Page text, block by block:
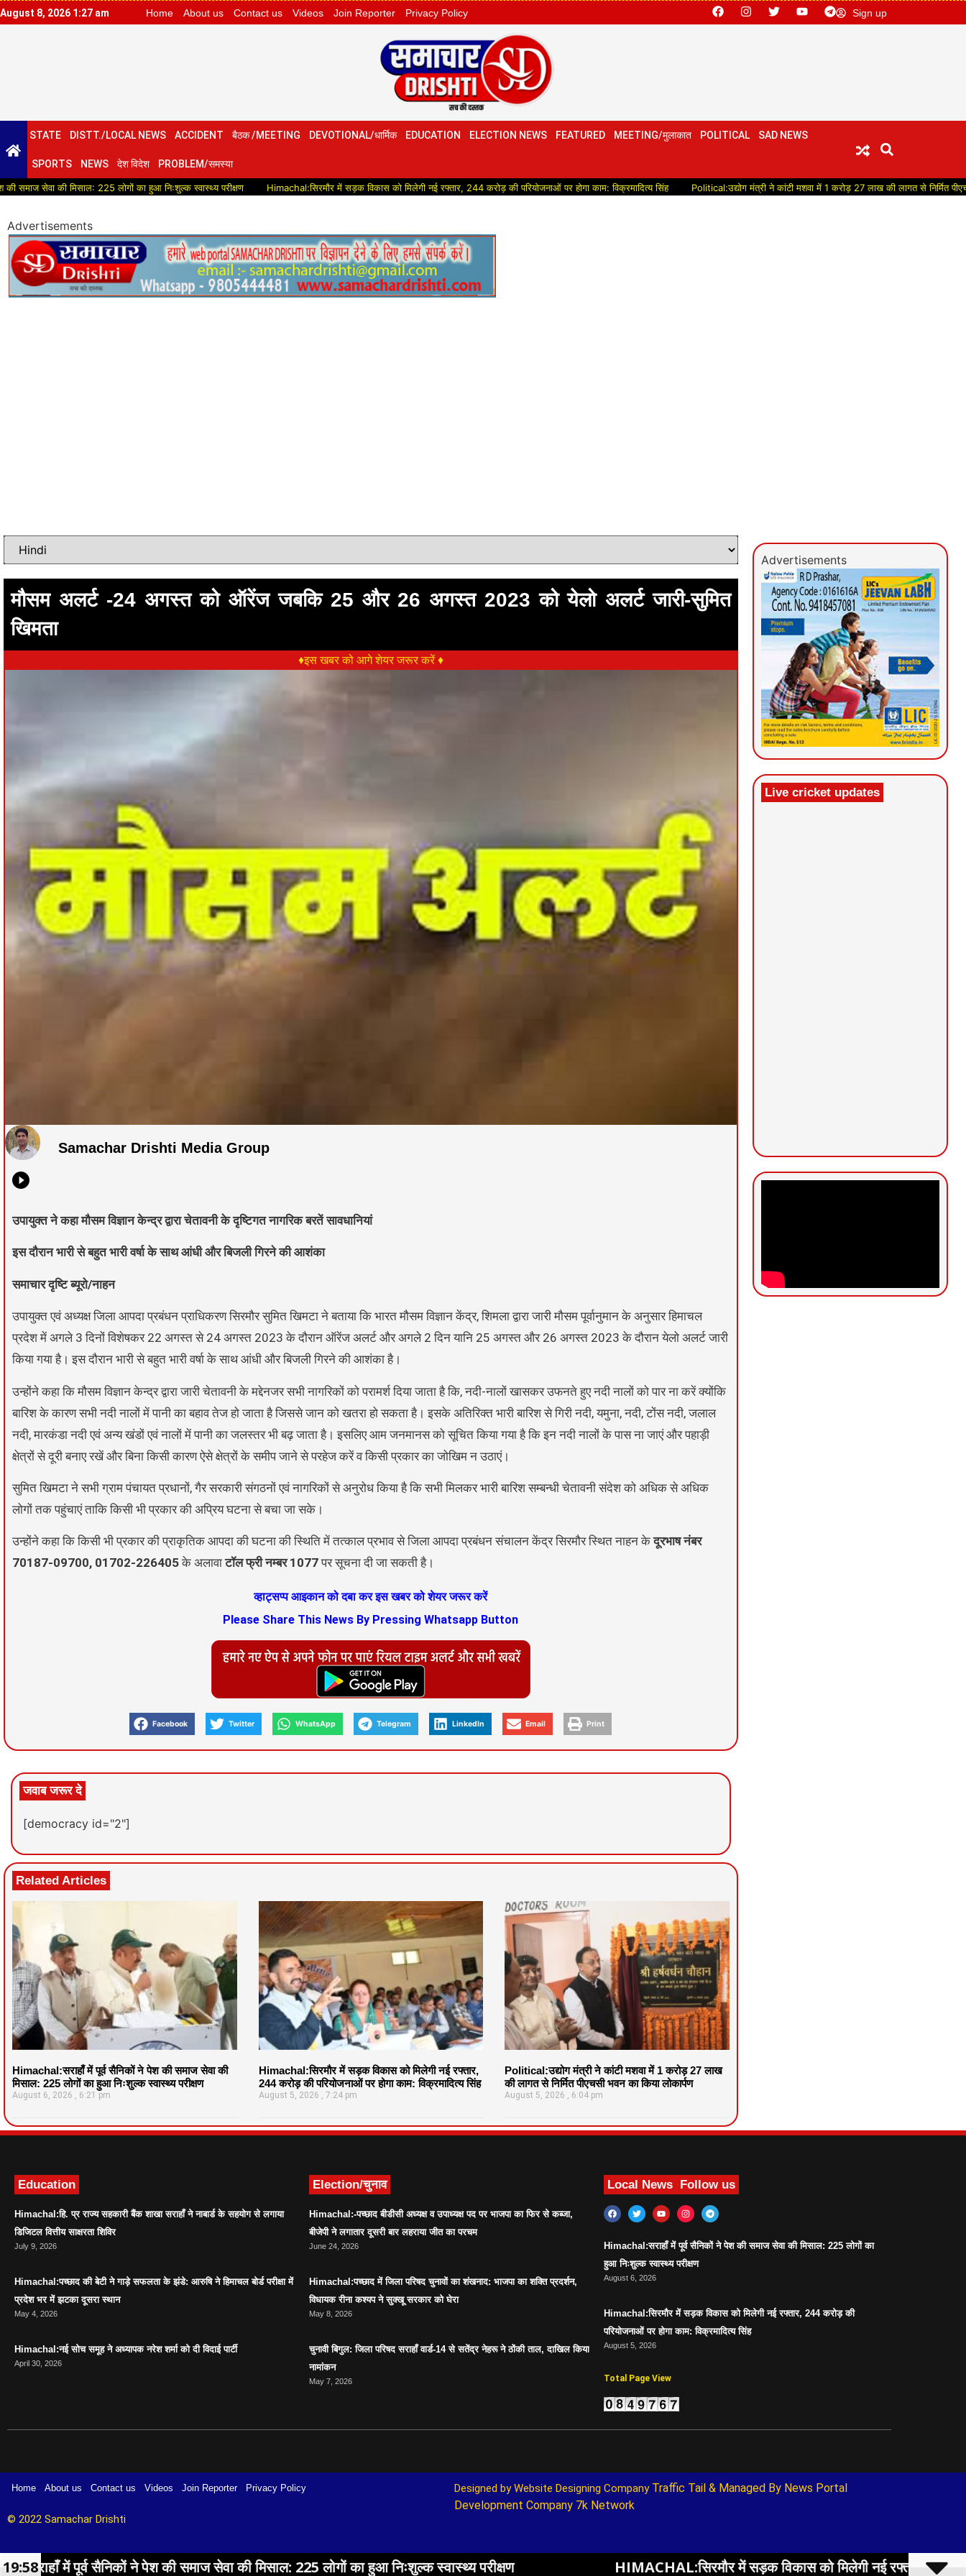
August 8, 2026 1:27 am Home About us Contact us Videos Join Reporter Privacy Policy Sign up
STATE DISTT./LOCAL NEWS ACCIDENT बैठक /MEETING DEVOTIONAL/धार्मिक EDUCATION ELECTION NEWS FEATURED MEETING/मुलाकात POLITICAL SAD NEWS
SPORTS NEWS देश विदेश PROBLEM/समस्या
की मिसाल: 225 लोगों का हुआ निःशुल्क स्वास्थ्य परीक्षण Himachal:सिरमौर में सड़क विकास को मिलेगी नई रफ्तार, 244 करोड़ की परियोजनाओं पर होगा काम: विक्रमादित्य सिंह Political:उद्योग मंत्री ने कांटी मशवा में 1 करोड़ 27 लाख की लागत से निर्मित पीएचसी भवन
Advertisements
मौसम अलर्ट -24 अगस्त को ऑरेंज जबकि 25 और 26 अगस्त 2023 को येलो अलर्ट जारी-सुमित
खिमता
♦इस खबर को आगे शेयर जरूर करें ♦
Samachar Drishti Media Group
उपायुक्त ने कहा मौसम विज्ञान केन्द्र द्वारा चेतावनी के दृष्टिगत नागरिक बरतें सावधानियां
इस दौरान भारी से बहुत भारी वर्षा के साथ आंधी और बिजली गिरने की आशंका
समाचार दृष्टि ब्यूरो/नाहन
उपायुक्त एवं अध्यक्ष जिला आपदा प्रबंधन प्राधिकरण सिरमौर सुमित खिमटा ने बताया कि भारत मौसम विज्ञान केंद्र, शिमला द्वारा जारी मौसम पूर्वानुमान के अनुसार हिमाचल
प्रदेश में अगले 3 दिनों विशेषकर 22 अगस्त से 24 अगस्त 2023 के दौरान ऑरेंज अलर्ट और अगले 2 दिन यानि 25 अगस्त और 26 अगस्त 2023 के दौरान येलो अलर्ट जारी
किया गया है। इस दौरान भारी से बहुत भारी वर्षा के साथ आंधी और बिजली गिरने की आशंका है।
उन्होंने कहा कि मौसम विज्ञान केन्द्र द्वारा जारी चेतावनी के मद्देनजर सभी नागरिकों को परामर्श दिया जाता है कि, नदी-नालों खासकर उफनते हुए नदी नालों को पार ना करें क्योंकि
बारिश के कारण सभी नदी नालों में पानी का बहाव तेज हो जाता है जिससे जान को खतरा हो सकता है। इसके अतिरिक्त भारी बारिश से गिरी नदी, यमुना, नदी, टोंस नदी, जलाल
नदी, मारकंडा नदी एवं अन्य खंडों एवं नालों में पानी का जलस्तर भी बढ़ जाता है। इसलिए आम जनमानस को सूचित किया गया है कि इन नदी नालों के पास ना जाएं और पहाड़ी
क्षेत्रों से दूरी बनाए रखें और बिना किसी कारण ऐसे क्षेत्रों के समीप जाने से परहेज करें व किसी प्रकार का जोखिम न उठाएं।
सुमित खिमटा ने सभी ग्राम पंचायत प्रधानों, गैर सरकारी संगठनों एवं नागरिकों से अनुरोध किया है कि सभी मिलकर भारी बारिश सम्बन्धी चेतावनी संदेश को अधिक से अधिक
लोगों तक पहुंचाएं ताकि किसी भी प्रकार की अप्रिय घटना से बचा जा सके।
उन्होंने कहा कि किसी भी प्रकार की प्राकृतिक आपदा की घटना की स्थिति में तत्काल प्रभाव से जिला आपदा प्रबंधन संचालन केंद्र सिरमौर स्थित नाहन केदूरभाष नंबर
70187-09700, 01702-226405के अलावाटॉल फ्री नम्बर 1077पर सूचना दी जा सकती है।
व्हाट्सप्प आइकान को दबा कर इस खबर को शेयर जरूर करें
Please Share This News By Pressing Whatsapp Button
Facebook Twitter WhatsApp Telegram LinkedIn Email Print
जवाब जरूर दे
[democracy id="2"]
Related Articles
Himachal:सराहाँ में पूर्व सैनिकों ने पेश की समाज सेवा की
मिसाल: 225 लोगों का हुआ निःशुल्क स्वास्थ्य परीक्षण
August 6, 2026 6:21 pm
Himachal:सिरमौर में सड़क विकास को मिलेगी नई रफ्तार,
244 करोड़ की परियोजनाओं पर होगा काम: विक्रमादित्य सिंह
August 5, 2026 7:24 pm
Political:उद्योग मंत्री ने कांटी मशवा में 1 करोड़ 27 लाख
की लागत से निर्मित पीएचसी भवन का किया लोकार्पण
August 5, 2026 6:04 pm
Advertisements
Live cricket updates
Education
Himachal:हि. प्र राज्य सहकारी बैंक शाखा सराहाँ ने नाबार्ड के सहयोग से लगाया
डिजिटल वित्तीय साक्षरता शिविर
July 9, 2026
Himachal:पच्छाद की बेटी ने गाड़े सफलता के झंडे: आरुषि ने हिमाचल बोर्ड परीक्षा में
प्रदेश भर में झटका दूसरा स्थान
May 4, 2026
Himachal:नई सोच समूह ने अध्यापक नरेश शर्मा को दी विदाई पार्टी
April 30, 2026
Election/चुनाव
Himachal:-पच्छाद बीडीसी अध्यक्ष व उपाध्यक्ष पद पर भाजपा का फिर से कब्जा,
बीजेपी ने लगातार दूसरी बार लहराया जीत का परचम
June 24, 2026
Himachal:पच्छाद में जिला परिषद चुनावों का शंखनाद: भाजपा का शक्ति प्रदर्शन,
विधायक रीना कश्यप ने सुक्खू सरकार को घेरा
May 8, 2026
चुनावी बिगुल: जिला परिषद सराहाँ वार्ड-14 से सतेंद्र नेहरू ने ठोंकी ताल, दाखिल किया
नामांकन
May 7, 2026
Local News Follow us
Himachal:सराहाँ में पूर्व सैनिकों ने पेश की समाज सेवा की मिसाल: 225 लोगों का
हुआ निःशुल्क स्वास्थ्य परीक्षण
August 6, 2026
Himachal:सिरमौर में सड़क विकास को मिलेगी नई रफ्तार, 244 करोड़ की
परियोजनाओं पर होगा काम: विक्रमादित्य सिंह
August 5, 2026
Total Page View
Home About us Contact us Videos Join Reporter Privacy Policy
© 2022 Samachar Drishti
Designed by Website Designing Company Traffic Tail & Managed By News Portal
Development Company 7k Network
सैनिकों ने पेश की समाज सेवा की मिसाल: 225 लोगों का हुआ निःशुल्क स्वास्थ्य परीक्षण HIMACHAL:सिरमौर में सड़क विकास को मिलेगी नई रफ्तार, 244 करोड़ की
19:58